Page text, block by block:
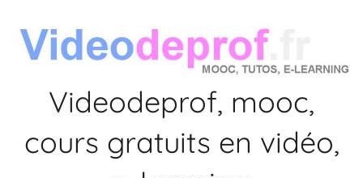
contenu
Videodeprof, mooc,
cours gratuits en vidéo,